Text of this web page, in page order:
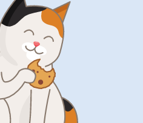
ja palautteesta, se on meille
iloa pitkäksi aikaa 🥰
ja koko hyvä. Ei vuoda, vaikka